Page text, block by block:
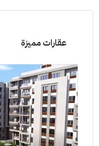
عقارات مميزة